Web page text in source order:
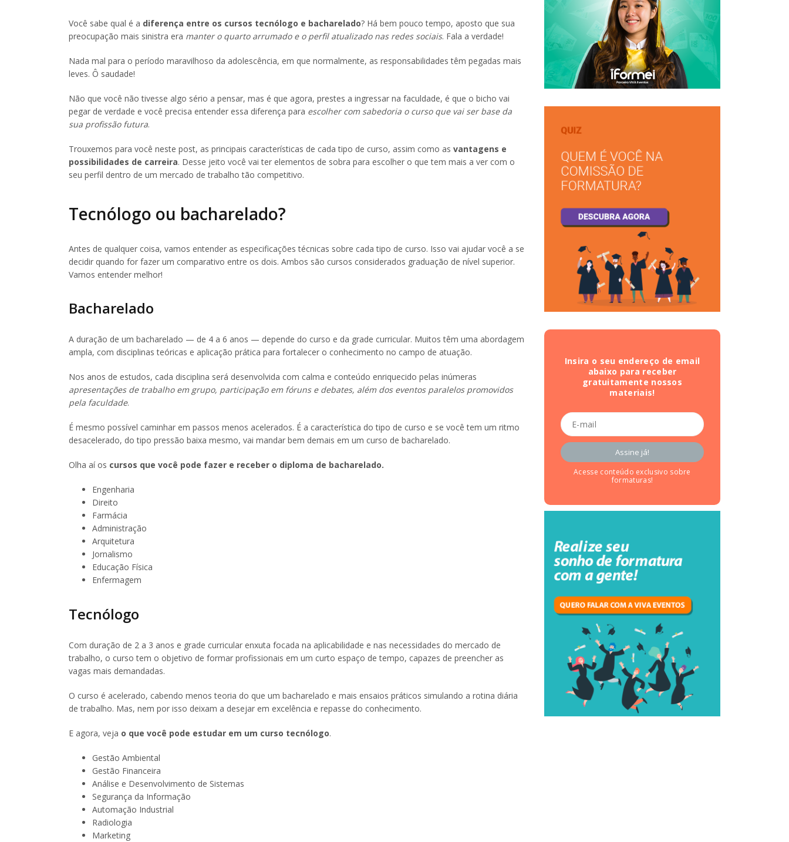
Você sabe qual é a diferença entre os cursos tecnólogo e bacharelado? Há bem pouco tempo, aposto que sua
preocupação mais sinistra era manter o quarto arrumado e o perfil atualizado nas redes sociais. Fala a verdade!
Nada mal para o período maravilhoso da adolescência, em que normalmente, as responsabilidades têm pegadas mais
leves. Ô saudade!
Não que você não tivesse algo sério a pensar, mas é que agora, prestes a ingressar na faculdade, é que o bicho vai
pegar de verdade e você precisa entender essa diferença para escolher com sabedoria o curso que vai ser base da
sua profissão futura.
Trouxemos para você neste post, as principais características de cada tipo de curso, assim como as vantagens e
possibilidades de carreira. Desse jeito você vai ter elementos de sobra para escolher o que tem mais a ver com o
seu perfil dentro de um mercado de trabalho tão competitivo.
Tecnólogo ou bacharelado?
Antes de qualquer coisa, vamos entender as especificações técnicas sobre cada tipo de curso. Isso vai ajudar você a se
decidir quando for fazer um comparativo entre os dois. Ambos são cursos considerados graduação de nível superior.
Vamos entender melhor!
Bacharelado
A duração de um bacharelado — de 4 a 6 anos — depende do curso e da grade curricular. Muitos têm uma abordagem
ampla, com disciplinas teóricas e aplicação prática para fortalecer o conhecimento no campo de atuação.
Nos anos de estudos, cada disciplina será desenvolvida com calma e conteúdo enriquecido pelas inúmeras
apresentações de trabalho em grupo, participação em fóruns e debates, além dos eventos paralelos promovidos
pela faculdade.
É mesmo possível caminhar em passos menos acelerados. É a característica do tipo de curso e se você tem um ritmo
desacelerado, do tipo pressão baixa mesmo, vai mandar bem demais em um curso de bacharelado.
Olha aí os cursos que você pode fazer e receber o diploma de bacharelado.
Engenharia
Direito
Farmácia
Administração
Arquitetura
Jornalismo
Educação Física
Enfermagem
Tecnólogo
Com duração de 2 a 3 anos e grade curricular enxuta focada na aplicabilidade e nas necessidades do mercado de
trabalho, o curso tem o objetivo de formar profissionais em um curto espaço de tempo, capazes de preencher as
vagas mais demandadas.
O curso é acelerado, cabendo menos teoria do que um bacharelado e mais ensaios práticos simulando a rotina diária
de trabalho. Mas, nem por isso deixam a desejar em excelência e repasse do conhecimento.
E agora, veja o que você pode estudar em um curso tecnólogo.
Gestão Ambiental
Gestão Financeira
Análise e Desenvolvimento de Sistemas
Segurança da Informação
Automação Industrial
Radiologia
Marketing
Insira o seu endereço de email
abaixo para receber
gratuitamente nossos
materiais!
Acesse conteúdo exclusivo sobre
formaturas!